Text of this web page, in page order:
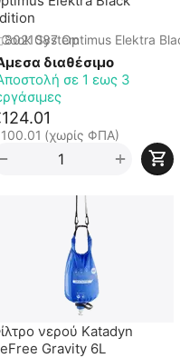
System
8021087 Optimus Elektra
διαθέσιμο
σε 1 εως 3
124.01
100.01 (χωρίς ΦΠΑ)
+
νερού Katadyn
Gravity 6L